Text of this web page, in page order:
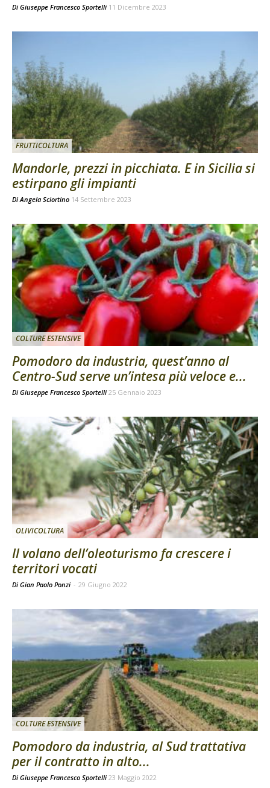
Di Giuseppe Francesco Sportelli 11 Dicembre 2023
FRUTTICOLTURA
Mandorle, prezzi in picchiata. E in Sicilia si
estirpano gli impianti
DiAngela Sciortino 14 Settembre 2023
COLTURE ESTENSIVE
Pomodoro da industria, quest’anno al
Centro-Sud serve un’intesa più veloce e...
Di Giuseppe Francesco Sportelli 25 Gennaio 2023
OLIVICOLTURA
Il volano dell’oleoturismo fa crescere i
territori vocati
Di Gian Paolo Ponzi - 29 Giugno 2022
COLTURE ESTENSIVE
Pomodoro da industria, al Sud trattativa
per il contratto in alto...
Di Giuseppe Francesco Sportelli 23 Maggio 2022